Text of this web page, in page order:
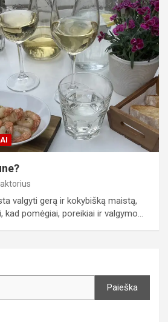
valgyti gerą ir kokybišką maistą,
kad pomėgiai, poreikiai ir valgymo…
Paieška